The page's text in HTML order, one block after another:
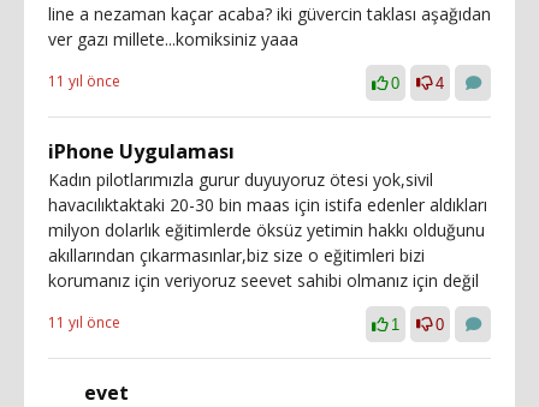
line a nezaman kaçar acaba? iki güvercin taklası aşağıdan
ver gazı millete...komiksiniz yaaa
11 yıl önce 0 4
iPhone Uygulaması
Kadın pilotlarımızla gurur duyuyoruz ötesi yok,sivil
havacılıktaktaki 20-30 bin maas için istifa edenler aldıkları
milyon dolarlık eğitimlerde öksüz yetimin hakkı olduğunu
akıllarından çıkarmasınlar,biz size o eğitimleri bizi
korumanız için veriyoruz seevet sahibi olmanız için değil
11 yıl önce 1 0
evet